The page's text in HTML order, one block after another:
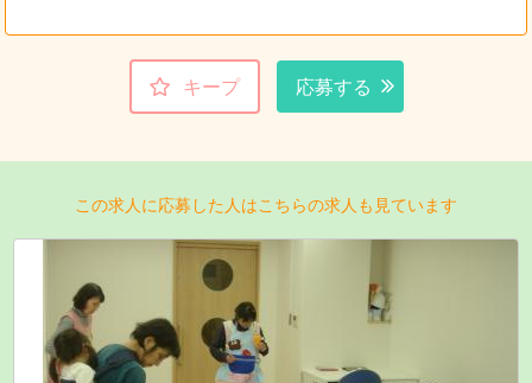
キープ 応募する
この求人に応募した人はこちらの求人も見ています